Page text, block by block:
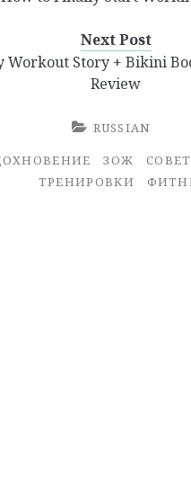
Next Post
Workout Story + Bikini
Review
RUSSIAN
ЗОЖ
ТРЕНИРОВКИ